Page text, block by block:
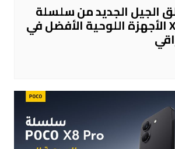
الجيل الجديد من سلسلة
Xiaomi Pad 8 الأجهزة اللوحية الأفضل في